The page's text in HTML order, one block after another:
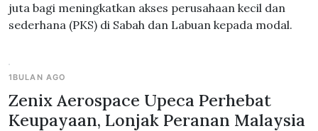
juta bagi meningkatkan akses perusahaan kecil dan
sederhana (PKS) di Sabah dan Labuan kepada modal.
1BULAN AGO
Zenix Aerospace Upeca Perhebat
Keupayaan, Lonjak Peranan Malaysia